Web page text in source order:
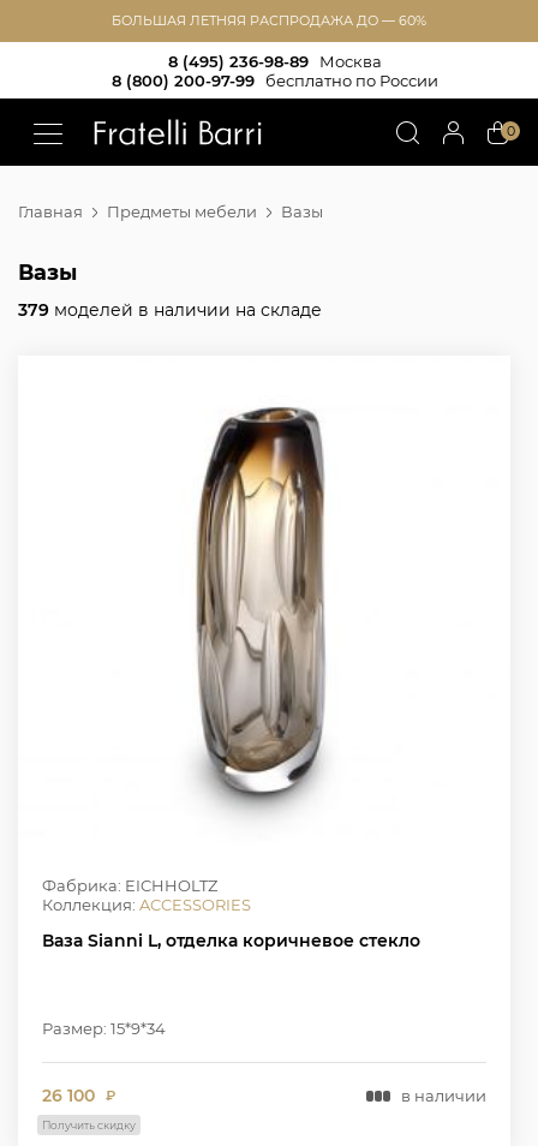
БОЛЬШАЯ ЛЕТНЯЯ РАСПРОДАЖА ДО — 60%
8 (495) 236-98-89
Москва
8 (800) 200-97-99
бесплатно по России
0
Главная Предметы мебели Вазы
Вазы
379 моделей в наличии на складе
Фабрика: EICHHOLTZ
Коллекция: ACCESSORIES
Ваза Sianni L, отделка коричневое стекло
Размер: 15*9*34
26 100 ₽ в наличии
Получить скидку